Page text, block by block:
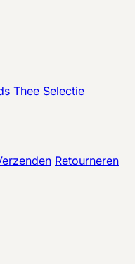
Thee Selectie
Retourneren